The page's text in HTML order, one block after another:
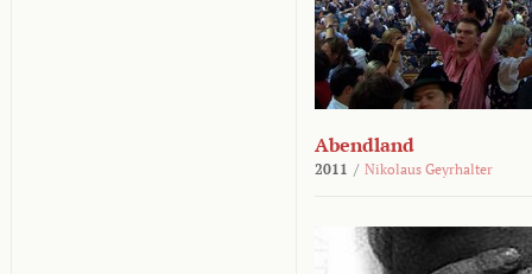
Abendland
2011 / Nikolaus Geyrhalter